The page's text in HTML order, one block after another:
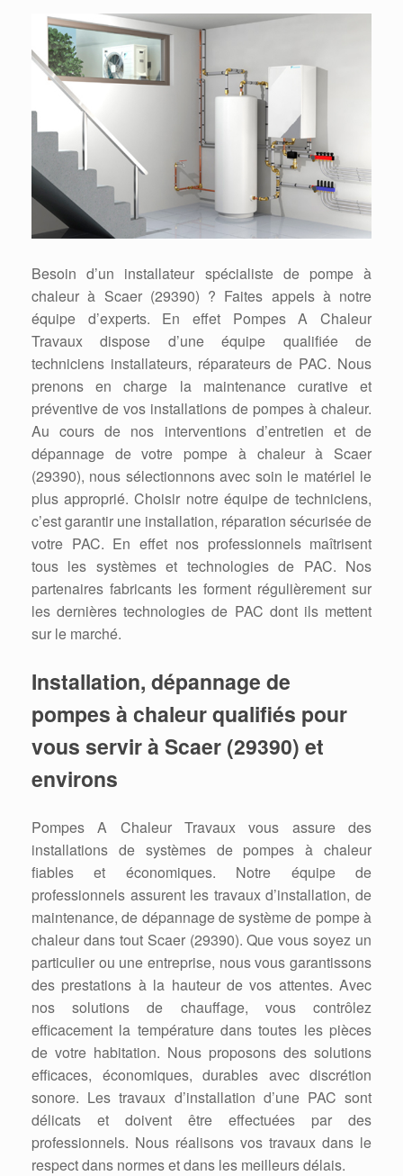
Besoin d’un installateur spécialiste de pompe à
chaleur à Scaer (29390) ? Faites appels à notre
équipe d’experts. En effet Pompes A Chaleur
Travaux dispose d’une équipe qualifiée de
techniciens installateurs, réparateurs de PAC. Nous
prenons en charge la maintenance curative et
préventive de vos installations de pompes à chaleur.
Au cours de nos interventions d’entretien et de
dépannage de votre pompe à chaleur à Scaer
(29390), nous sélectionnons avec soin le matériel le
plus approprié. Choisir notre équipe de techniciens,
c’est garantir une installation, réparation sécurisée de
votre PAC. En effet nos professionnels maîtrisent
tous les systèmes et technologies de PAC. Nos
partenaires fabricants les forment régulièrement sur
les dernières technologies de PAC dont ils mettent
sur le marché.
Installation, dépannage de
pompes à chaleur qualifiés pour
vous servir à Scaer (29390) et
environs
Pompes A Chaleur Travaux vous assure des
installations de systèmes de pompes à chaleur
fiables et économiques. Notre équipe de
professionnels assurent les travaux d’installation, de
maintenance, de dépannage de système de pompe à
chaleur dans tout Scaer (29390). Que vous soyez un
particulier ou une entreprise, nous vous garantissons
des prestations à la hauteur de vos attentes. Avec
nos solutions de chauffage, vous contrôlez
efficacement la température dans toutes les pièces
de votre habitation. Nous proposons des solutions
efficaces, économiques, durables avec discrétion
sonore. Les travaux d’installation d’une PAC sont
délicats et doivent être effectuées par des
professionnels. Nous réalisons vos travaux dans le
respect dans normes et dans les meilleurs délais.